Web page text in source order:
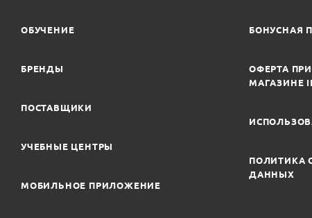
ОБУЧЕНИЕ
БРЕНДЫ
ПОСТАВЩИКИ
УЧЕБНЫЕ ЦЕНТРЫ
МОБИЛЬНОЕ ПРИЛОЖЕНИЕ
БОНУСНАЯ
ОФЕРТА
МАГАЗИНЕ
ПОЛИТИКА
ДАННЫХ